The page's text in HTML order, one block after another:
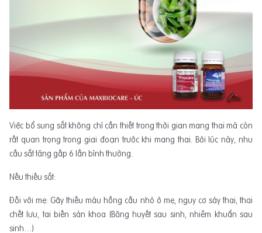
Việc bổ sung sắt không chỉ cần thiết trong thời gian mang thai mà còn
rất quan trọng trong giai đoạn trước khi mang thai. Bởi lúc này, nhu
cầu sắt tăng gấp 6 lần bình thường.
Nếu thiếu sắt:
Đối với mẹ: Gây thiếu máu hồng cầu nhỏ ở mẹ, nguy cơ sảy thai, thai
chết lưu, tai biến sản khoa (Băng huyết sau sinh, nhiễm khuẩn sau
sinh…)